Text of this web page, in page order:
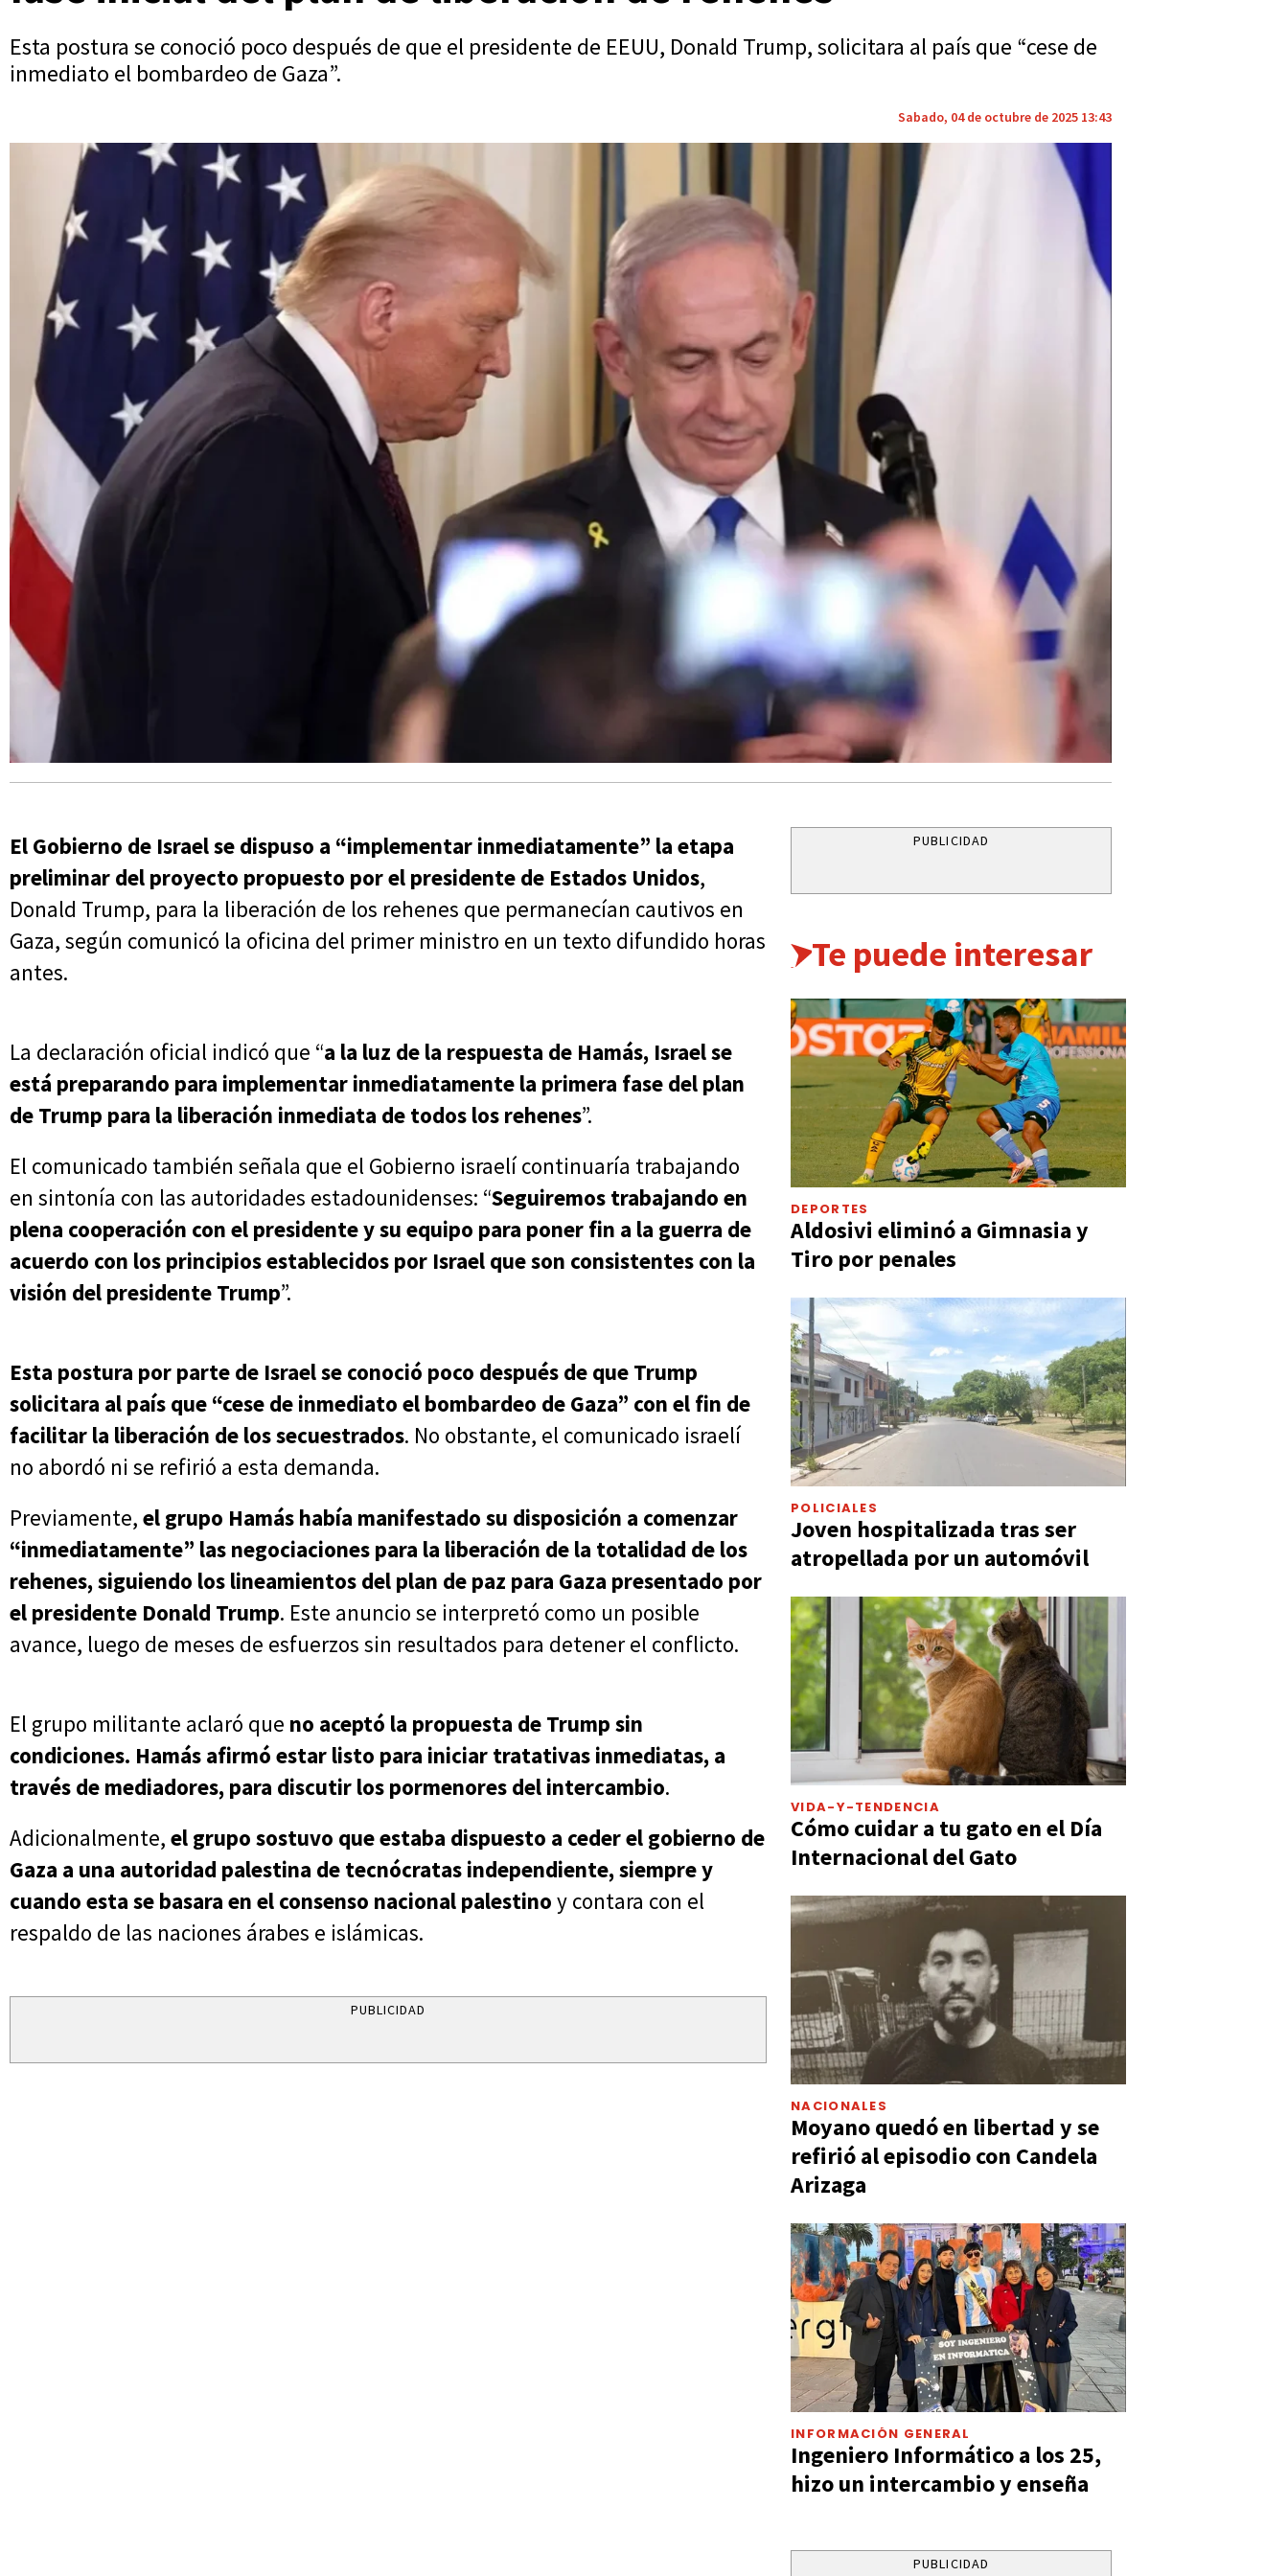
Esta postura se conoció poco después de que el presidente de EEUU, Donald Trump, solicitara al país que “cese de
inmediato el bombardeo de Gaza”.
Sabado, 04 de octubre de 2025 13:43
El Gobierno de Israel se dispuso a “implementar inmediatamente” la etapa
preliminar del proyecto propuesto por el presidente de Estados Unidos,
Donald Trump, para la liberación de los rehenes que permanecían cautivos en
Gaza, según comunicó la oficina del primer ministro en un texto difundido horas
antes.
La declaración oficial indicó que “a la luz de la respuesta de Hamás, Israel se
está preparando para implementar inmediatamente la primera fase del plan
de Trump para la liberación inmediata de todos los rehenes”.
El comunicado también señala que el Gobierno israelí continuaría trabajando
en sintonía con las autoridades estadounidenses: “Seguiremos trabajando en
plena cooperación con el presidente y su equipo para poner fin a la guerra de
acuerdo con los principios establecidos por Israel que son consistentes con la
visión del presidente Trump”.
Esta postura por parte de Israel se conoció poco después de que Trump
solicitara al país que “cese de inmediato el bombardeo de Gaza” con el fin de
facilitar la liberación de los secuestrados. No obstante, el comunicado israelí
no abordó ni se refirió a esta demanda.
Previamente, el grupo Hamás había manifestado su disposición a comenzar
“inmediatamente” las negociaciones para la liberación de la totalidad de los
rehenes, siguiendo los lineamientos del plan de paz para Gaza presentado por
el presidente Donald Trump. Este anuncio se interpretó como un posible
avance, luego de meses de esfuerzos sin resultados para detener el conflicto.
El grupo militante aclaró que no aceptó la propuesta de Trump sin
condiciones. Hamás afirmó estar listo para iniciar tratativas inmediatas, a
través de mediadores, para discutir los pormenores del intercambio.
Adicionalmente, el grupo sostuvo que estaba dispuesto a ceder el gobierno de
Gaza a una autoridad palestina de tecnócratas independiente, siempre y
cuando esta se basara en el consenso nacional palestino y contara con el
respaldo de las naciones árabes e islámicas.
PUBLICIDAD
PUBLICIDAD
Te puede interesar
DEPORTES
Aldosivi eliminó a Gimnasia y
Tiro por penales
POLICIALES
Joven hospitalizada tras ser
atropellada por un automóvil
VIDA-Y-TENDENCIA
Cómo cuidar a tu gato en el Día
Internacional del Gato
NACIONALES
Moyano quedó en libertad y se
refirió al episodio con Candela
Arizaga
INFORMACIÓN GENERAL
Ingeniero Informático a los 25,
hizo un intercambio y enseña
PUBLICIDAD